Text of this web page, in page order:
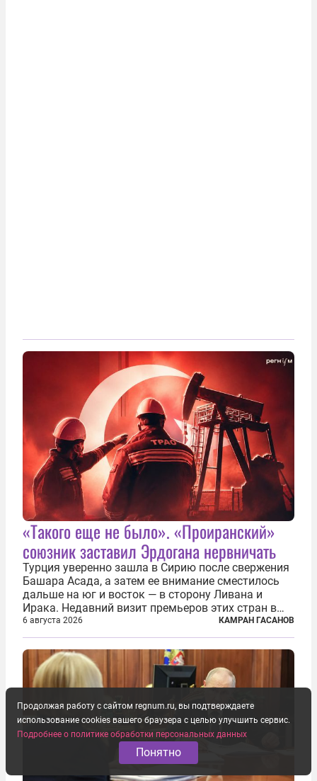
«Такого еще не было». «Проиранский»
союзник заставил Эрдогана нервничать
Турция уверенно зашла в Сирию после свержения
Башара Асада, а затем ее внимание сместилось
дальше на юг и восток — в сторону Ливана и
Ирака. Недавний визит премьеров этих стран в
Анкару, договоры об участии турецкой компании
TPAO в разработке нефти иракского Киркука и
«Дороги развития» подтверждают...
6 августа 2026 КАМРАН ГАСАНОВ
Продолжая работу с сайтом regnum.ru, вы подтверждаете
использование cookies вашего браузера с целью улучшить сервис.
Подробнее о политике обработки персональных данных
Понятно